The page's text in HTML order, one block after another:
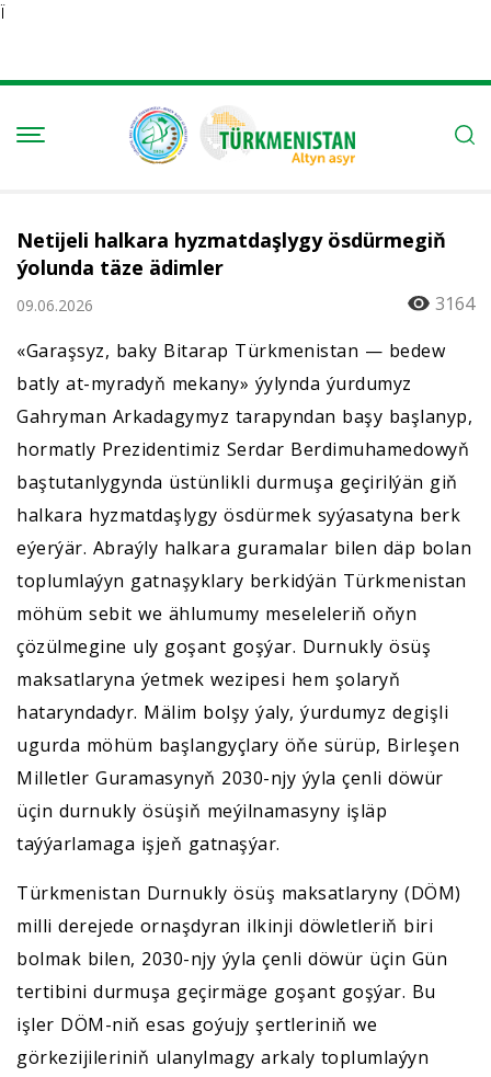
Ï
Netijeli halkara hyzmatdaşlygy ösdürmegiň
ýolunda täze ädimler
09.06.2026
3164
«Garaşsyz, baky Bitarap Türkmenistan — bedew
batly at-myradyň mekany» ýylynda ýurdumyz
Gahryman Arkadagymyz tarapyndan başy başlanyp,
hormatly Prezidentimiz Serdar Berdimuhamedowyň
baştutanlygynda üstünlikli durmuşa geçirilýän giň
halkara hyzmatdaşlygy ösdürmek syýasatyna berk
eýerýär. Abraýly halkara guramalar bilen däp bolan
toplumlaýyn gatnaşyklary berkidýän Türkmenistan
möhüm sebit we ählumumy meseleleriň oňyn
çözülmegine uly goşant goşýar. Durnukly ösüş
maksatlaryna ýetmek wezipesi hem şolaryň
hataryndadyr. Mälim bolşy ýaly, ýurdumyz degişli
ugurda möhüm başlangyçlary öňe sürüp, Birleşen
Milletler Guramasynyň 2030-njy ýyla çenli döwür
üçin durnukly ösüşiň meýilnamasyny işläp
taýýarlamaga işjeň gatnaşýar.
Türkmenistan Durnukly ösüş maksatlaryny (DÖM)
milli derejede ornaşdyran ilkinji döwletleriň biri
bolmak bilen, 2030-njy ýyla çenli döwür üçin Gün
tertibini durmuşa geçirmäge goşant goşýar. Bu
işler DÖM-niň esas goýujy şertleriniň we
görkezijileriniň ulanylmagy arkaly toplumlaýyn